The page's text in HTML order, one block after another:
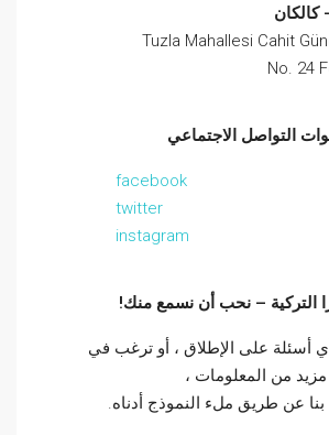
Tuzla Mahallesi Cahit
No. 24
التواصل الاجتماعي
facebook
twitter
instagram
التركية – نحب أن نسمع منك!
أسئلة على الإطلاق ، أو ترغب في
من المعلومات ،
عن طريق ملء النموذج أدناه.